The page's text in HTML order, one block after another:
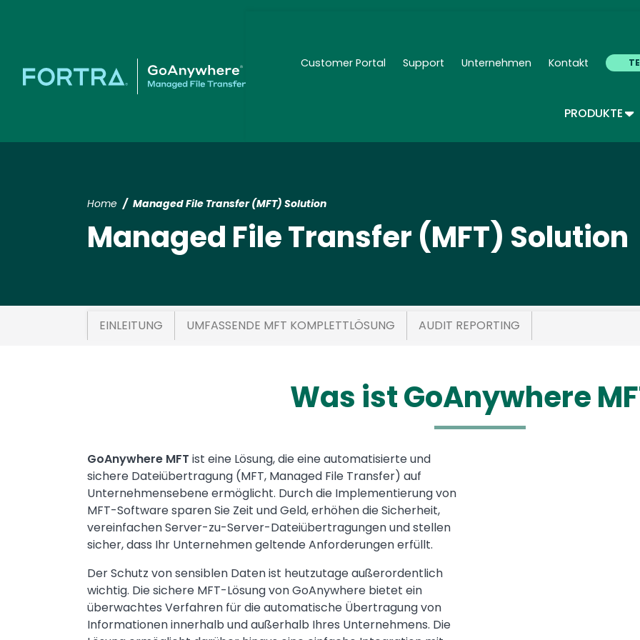
content
Secondary Navigation - Deutsch
Customer Portal Support Unternehmen Kontakt
PRODUKTE
Home Managed File Transfer (MFT) Solution
Managed File Transfer (MFT) Solution
EINLEITUNG UMFASSENDE MFT KOMPLETTLÖSUNG AUDIT REPORTING
Was ist GoAnywhere
Text
GoAnywhere MFT ist eine Lösung, die eine automatisierte und
sichere Dateiübertragung (MFT, Managed File Transfer) auf
Unternehmensebene ermöglicht. Durch die Implementierung von
MFT-Software sparen Sie Zeit und Geld, erhöhen die Sicherheit,
vereinfachen Server-zu-Server-Dateiübertragungen und stellen
sicher, dass Ihr Unternehmen geltende Anforderungen erfüllt.
Der Schutz von sensiblen Daten ist heutzutage außerordentlich
wichtig. Die sichere MFT-Lösung von GoAnywhere bietet ein
überwachtes Verfahren für die automatische Übertragung von
Informationen innerhalb und außerhalb Ihres Unternehmens. Die